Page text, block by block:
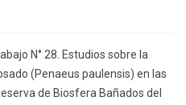
N° 28. Estudios sobre la
(Penaeus paulensis) en las
de Biosfera Bañados del